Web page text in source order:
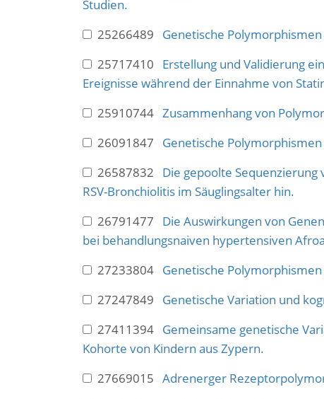
Studien.
25266489 Genetische
25717410 Erstellung und Validierung
Ereignisse während der Einnahme von
25910744 Zusammenhang von
26091847 Genetische
26587832 Die gepoolte
RSV-Bronchiolitis im Säuglingsalter hin.
26791477 Die Auswirkungen von
bei behandlungsnaiven hypertensiven
27233804 Genetische
27247849 Genetische Variation und
27411394 Gemeinsame genetische
Kohorte von Kindern aus Zypern.
27669015 Adrenerger